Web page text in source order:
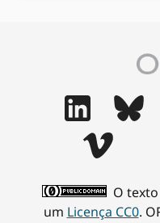
O
um Licença CC0.